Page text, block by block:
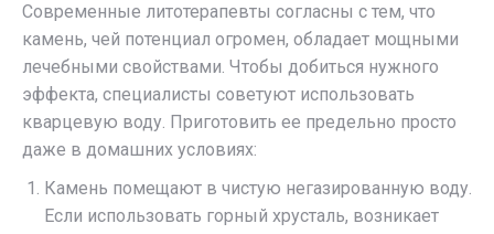
Современные литотерапевты согласны с тем, что
камень, чей потенциал огромен, обладает мощными
лечебными свойствами. Чтобы добиться нужного
эффекта, специалисты советуют использовать
кварцевую воду. Приготовить ее предельно просто
даже в домашних условиях:
Камень помещают в чистую негазированную воду.
Если использовать горный хрусталь, возникает